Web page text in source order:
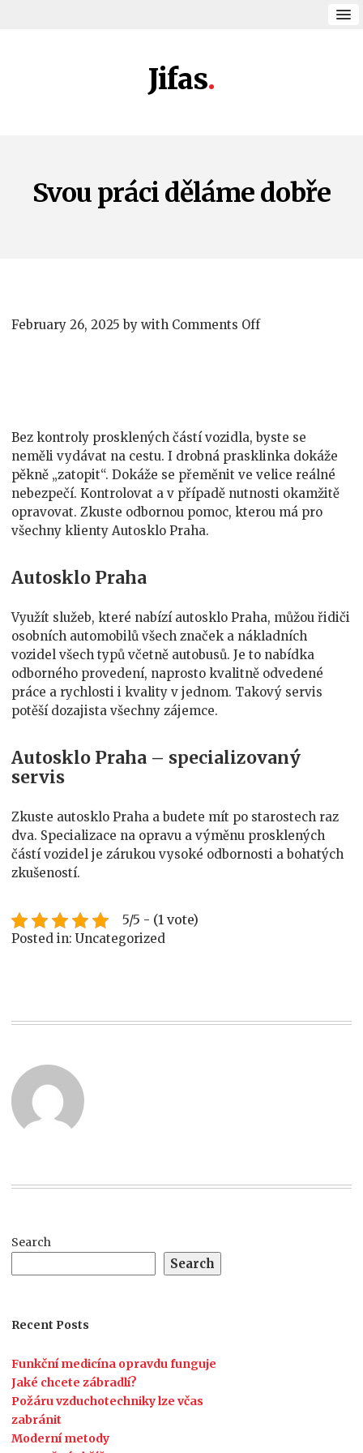
Jifas
Svou práci děláme dobře
February 26, 2025 bywith Comments Offon
Bez kontroly prosklených částí vozidla, byste se
neměli vydávat na cestu. I drobná prasklinka dokáže
pěkně „zatopit“. Dokáže se přeměnit ve velice reálné
nebezpečí. Kontrolovat a v případě nutnosti okamžitě
opravovat. Zkuste odbornou pomoc, kterou má pro
všechny klienty Autosklo Praha.
Autosklo Praha
Využít služeb, které nabízí autosklo Praha, můžou řidiči
osobních automobilů všech značek a nákladních
vozidel všech typů včetně autobusů. Je to nabídka
odborného provedení, naprosto kvalitně odvedené
práce a rychlosti i kvality v jednom. Takový servis
potěší dozajista všechny zájemce.
Autosklo Praha – specializovaný
servis
Zkuste autosklo Praha a budete mít po starostech raz
dva. Specializace na opravu a výměnu prosklených
částí vozidel je zárukou vysoké odbornosti a bohatých
zkušeností.
5/5 - (1 vote)
Posted in: Uncategorized
Search
Search
Recent Posts
Funkční medicína opravdu funguje
Jaké chcete zábradlí?
Požáru vzduchotechniky lze včas
zabránit
Moderní metody